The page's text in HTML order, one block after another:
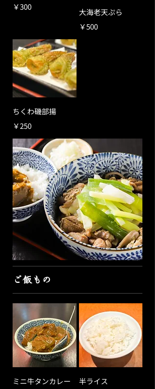
￥300
大海老天ぷら
￥500
ちくわ磯部揚
￥250
ご飯もの
ミニ牛タンカレー
半ライス